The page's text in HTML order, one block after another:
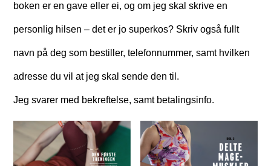
boken er en gave eller ei, og om jeg skal skrive en
personlig hilsen – det er jo superkos? Skriv også fullt
navn på deg som bestiller, telefonnummer, samt hvilken
adresse du vil at jeg skal sende den til.
Jeg svarer med bekreftelse, samt betalingsinfo.